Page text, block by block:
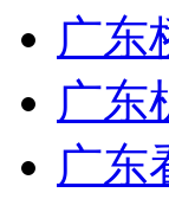
广东
广东
广东